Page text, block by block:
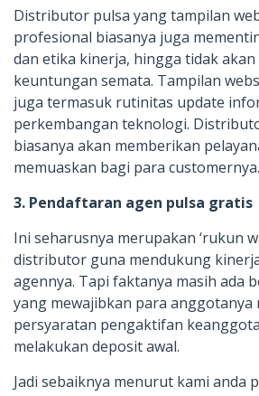
Distributor pulsa yang tampilan
profesional biasanya juga
dan etika kinerja, hingga tidak
keuntungan semata. Tampilan
juga termasuk rutinitas update
perkembangan teknologi.
biasanya akan memberikan
memuaskan bagi para customernya.
3. Pendaftaran agen pulsa gratis
Ini seharusnya merupakan ‘rukun
distributor guna mendukung
agennya. Tapi faktanya masih ada
yang mewajibkan para anggotanya
persyaratan pengaktifan
melakukan deposit awal.
Jadi sebaiknya menurut kami anda